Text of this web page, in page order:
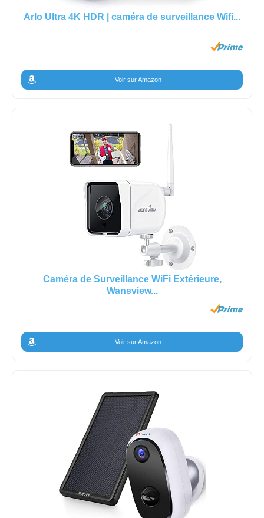
Arlo Ultra 4K HDR | caméra de surveillance Wifi...
Voir sur Amazon
Caméra de Surveillance WiFi Extérieure,
Wansview...
Voir sur Amazon